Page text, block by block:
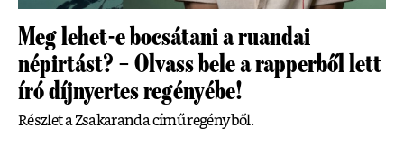
Meg lehet-e bocsátani a ruandai
népirtást? – Olvass bele a rapperből lett
író díjnyertes regényébe!
Részlet a Zsakaranda című regényből.